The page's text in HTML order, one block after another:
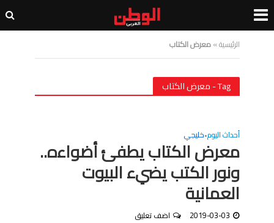
الرئيسية»معرض الكتاب
Tag - معرض الكتاب
أحداث اليوم•خليجي
معرض الكتاب يطفئ أضواءه..
ونور الكتب يضيء البيوت
العمانية
2019-03-03 اضف تعليق